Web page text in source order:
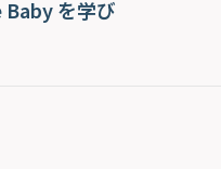
を学び